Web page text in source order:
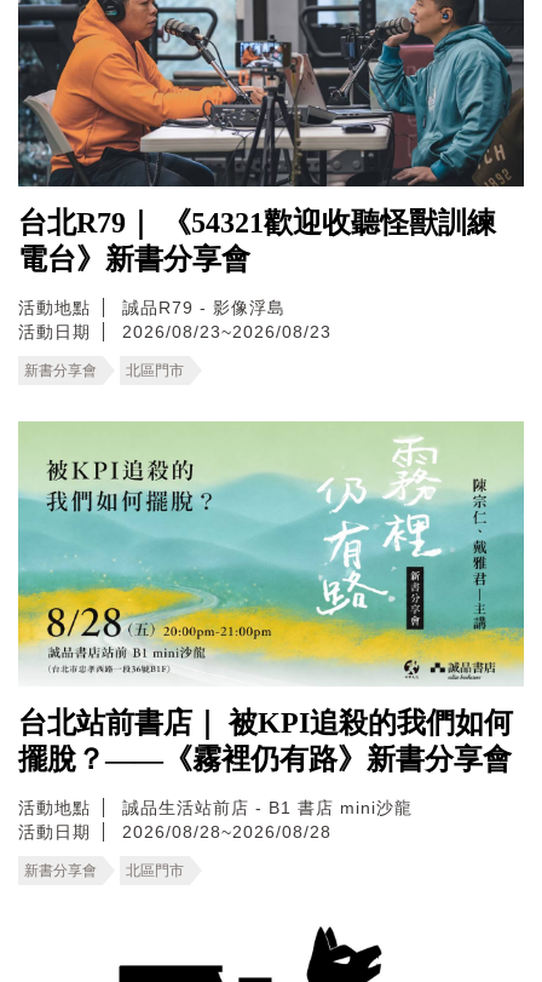
台北R79｜ 《54321歡迎收聽怪獸訓練
電台》新書分享會
活動地點
誠品R79 - 影像浮島
活動日期
2026/08/23~2026/08/23
新書分享會 北區門市
台北站前書店｜ 被KPI追殺的我們如何
擺脫？——《霧裡仍有路》新書分享會
活動地點
誠品生活站前店 - B1 書店 mini沙龍
活動日期
2026/08/28~2026/08/28
新書分享會 北區門市